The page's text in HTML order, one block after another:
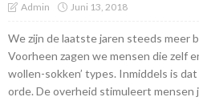
Admin Juni 13, 2018
We zijn de laatste jaren steeds meer
Voorheen zagen we mensen die zelf
wollen-sokken’ types. Inmiddels is
orde. De overheid stimuleert mensen